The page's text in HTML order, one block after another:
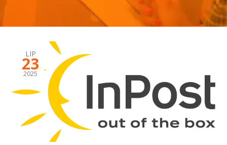
LIP
23
2025